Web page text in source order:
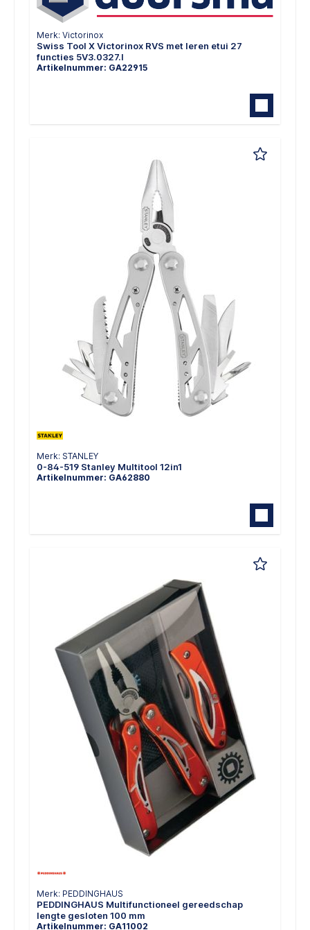
Merk: Victorinox
Swiss Tool X Victorinox RVS met leren etui 27
functies 5V3.0327.l
Artikelnummer: GA22915
Merk: STANLEY
0-84-519 Stanley Multitool 12in1
Artikelnummer: GA62880
Merk: PEDDINGHAUS
PEDDINGHAUS Multifunctioneel gereedschap
lengte gesloten 100 mm
Artikelnummer: GA11002